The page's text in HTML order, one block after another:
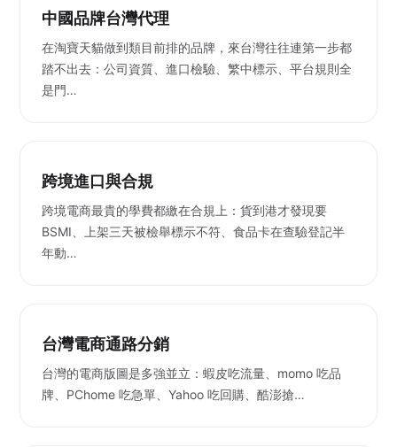
中國品牌台灣代理
在淘寶天貓做到類目前排的品牌，來台灣往往連第一步都
踏不出去：公司資質、進口檢驗、繁中標示、平台規則全
是門…
跨境進口與合規
跨境電商最貴的學費都繳在合規上：貨到港才發現要
BSMI、上架三天被檢舉標示不符、食品卡在查驗登記半
年動…
台灣電商通路分銷
台灣的電商版圖是多強並立：蝦皮吃流量、momo 吃品
牌、PChome 吃急單、Yahoo 吃回購、酷澎搶…